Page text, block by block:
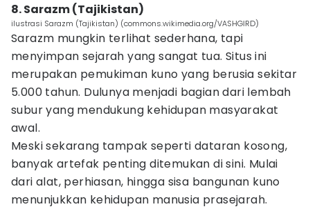
8. Sarazm (Tajikistan)
ilustrasi Sarazm (Tajikistan) (commons.wikimedia.org/VASHGIRD)
Sarazm mungkin terlihat sederhana, tapi
menyimpan sejarah yang sangat tua. Situs ini
merupakan pemukiman kuno yang berusia sekitar
5.000 tahun. Dulunya menjadi bagian dari lembah
subur yang mendukung kehidupan masyarakat
awal.
Meski sekarang tampak seperti dataran kosong,
banyak artefak penting ditemukan di sini. Mulai
dari alat, perhiasan, hingga sisa bangunan kuno
menunjukkan kehidupan manusia prasejarah.